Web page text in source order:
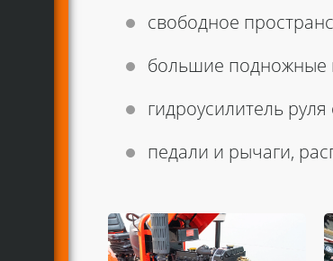
свободное
большие подножные
гидроусилитель
педали и рычаги,